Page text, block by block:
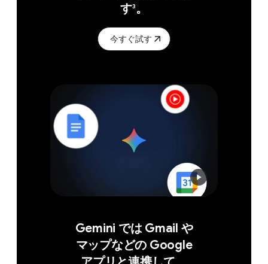
す3 。
今すぐ試す
Gemini では Gmail や​
マップなどの Google